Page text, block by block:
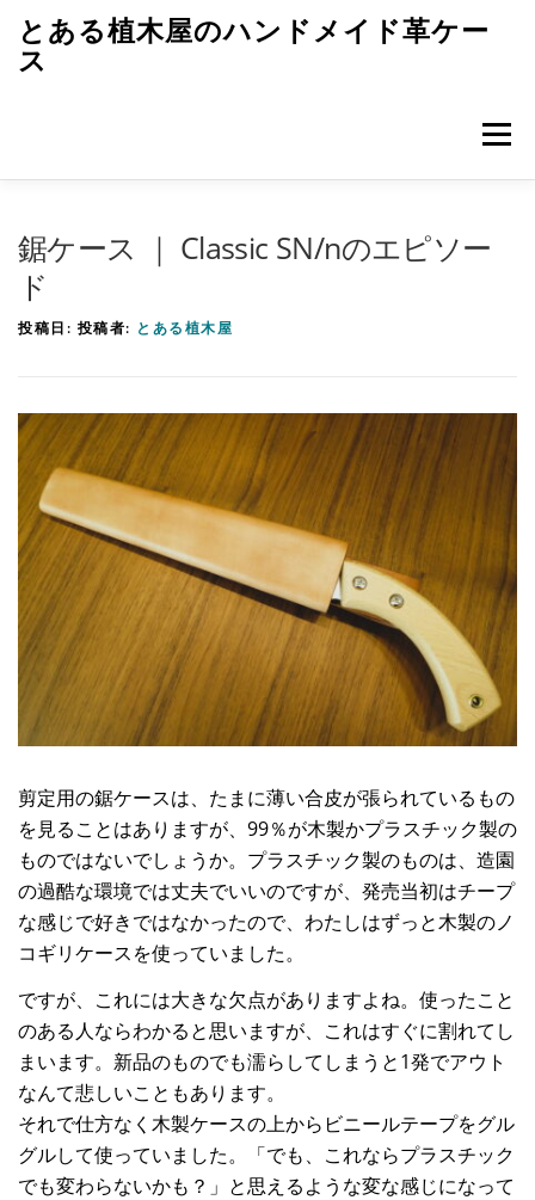
とある植木屋のハンドメイド革ケー
ス
メニ
鋸ケース ｜ Classic SN/nのエピソー
ド
投稿日: 投稿者: とある植木屋
剪定用の鋸ケースは、たまに薄い合皮が張られているもの
を見ることはありますが、99％が木製かプラスチック製の
ものではないでしょうか。プラスチック製のものは、造園
の過酷な環境では丈夫でいいのですが、発売当初はチープ
な感じで好きではなかったので、わたしはずっと木製のノ
コギリケースを使っていました。
ですが、これには大きな欠点がありますよね。使ったこと
のある人ならわかると思いますが、これはすぐに割れてし
まいます。新品のものでも濡らしてしまうと1発でアウト
なんて悲しいこともあります。
それで仕方なく木製ケースの上からビニールテープをグル
グルして使っていました。「でも、これならプラスチック
でも変わらないかも？」と思えるような変な感じになって